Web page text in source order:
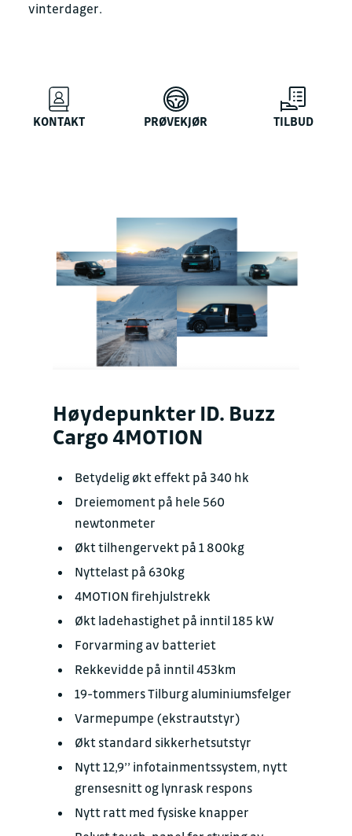
vinterdager.
KONTAKT PRØVEKJØR TILBUD
Høydepunkter ID. Buzz
Cargo 4MOTION
Betydelig økt effekt på 340 hk
Dreiemoment på hele 560
newtonmeter
Økt tilhengervekt på 1 800kg
Nyttelast på 630kg
4MOTION firehjulstrekk
Økt ladehastighet på inntil 185 kW
Forvarming av batteriet
Rekkevidde på inntil 453km
19-tommers Tilburg aluminiumsfelger
Varmepumpe (ekstrautstyr)
Økt standard sikkerhetsutstyr
Nytt 12,9’’ infotainmentssystem, nytt
grensesnitt og lynrask respons
Nytt ratt med fysiske knapper